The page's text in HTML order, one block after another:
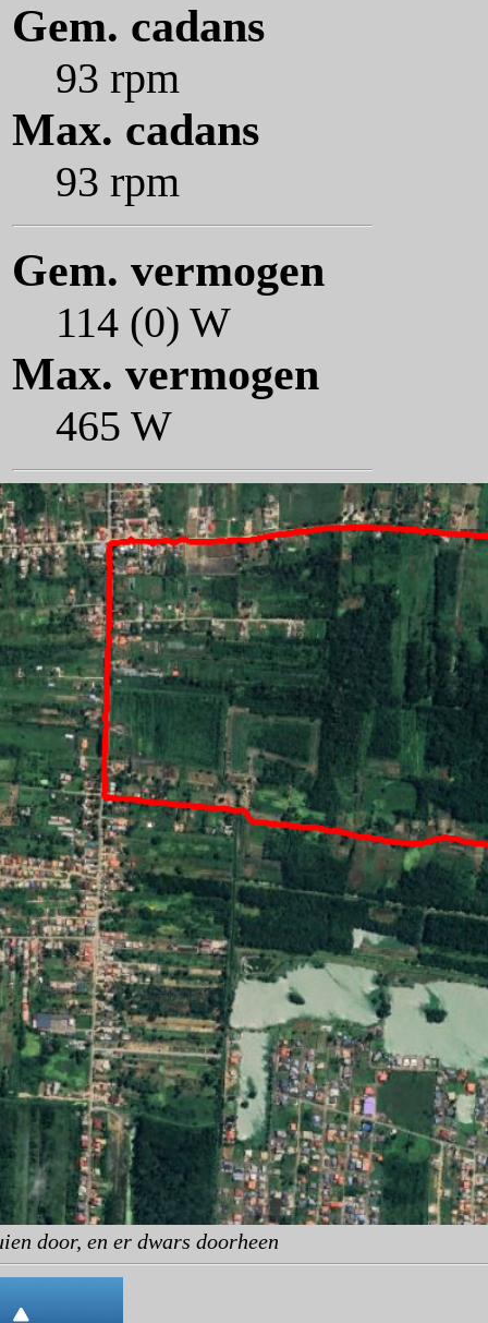
Gem. cadans
93 rpm
Max. cadans
93 rpm
Gem. vermogen
114 (0) W
Max. vermogen
465 W
door, en er dwars doorheen